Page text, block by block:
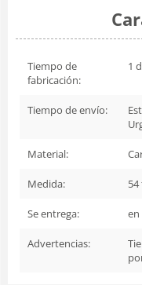
Tiempo de
fabricación:
1
Tiempo de envío:
Material:
Medida: 54
Se entrega: en
Advertencias: